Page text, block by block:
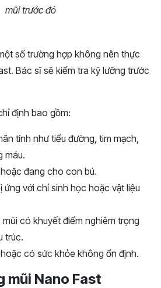
mũi trước đó
số trường hợp không nên thực
Bác sĩ sẽ kiểm tra kỹ lưỡng trước
định bao gồm:
tính như tiểu đường, tim mạch,
máu.
đang cho con bú.
ứng với chỉ sinh học hoặc vật liệu
có khuyết điểm nghiêm trọng
trúc.
có sức khỏe không ổn định.
mũi Nano Fast